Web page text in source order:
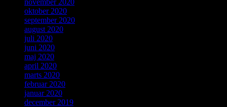
oktober 2020
september 2020
august 2020
juli 2020
juni 2020
maj 2020
april 2020
marts 2020
februar 2020
januar 2020
december 2019